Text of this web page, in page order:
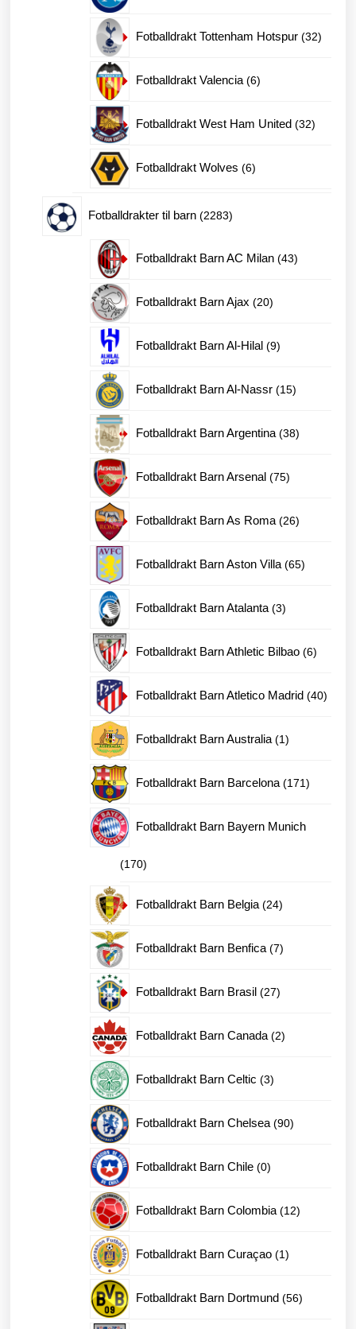
Fotballdrakt Tottenham Hotspur 3232
Fotballdrakt Valencia 66
Fotballdrakt West Ham United 3232
Fotballdrakt Wolves 66
Fotballdrakter til barn 22832283
Fotballdrakt Barn AC Milan 4343
Fotballdrakt Barn Ajax 2020
Fotballdrakt Barn Al-Hilal 99
Fotballdrakt Barn Al-Nassr 1515
Fotballdrakt Barn Argentina 3838
Fotballdrakt Barn Arsenal 7575
Fotballdrakt Barn As Roma 2626
Fotballdrakt Barn Aston Villa 6565
Fotballdrakt Barn Atalanta 33
Fotballdrakt Barn Athletic Bilbao 66
Fotballdrakt Barn Atletico Madrid 4040
Fotballdrakt Barn Australia 11
Fotballdrakt Barn Barcelona 171171
Fotballdrakt Barn Bayern Munich
170170
produkter
Fotballdrakt Barn Belgia 2424
Fotballdrakt Barn Benfica 77
Fotballdrakt Barn Brasil 2727
Fotballdrakt Barn Canada 22
Fotballdrakt Barn Celtic 33
Fotballdrakt Barn Chelsea 9090
Fotballdrakt Barn Chile 00
Fotballdrakt Barn Colombia 1212
Fotballdrakt Barn Curaçao 11
Fotballdrakt Barn Dortmund 5656